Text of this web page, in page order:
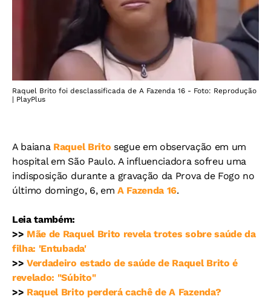
Raquel Brito foi desclassificada de A Fazenda 16 - Foto: Reprodução
| PlayPlus
A baianaRaquel Brito segue em observação em um
hospital em São Paulo. A influenciadora sofreu uma
indisposição durante a gravação da Prova de Fogo no
último domingo, 6, em A Fazenda 16.
Leia também:
>> Mãe de Raquel Brito revela trotes sobre saúde da
filha: 'Entubada'
>>Verdadeiro estado de saúde de Raquel Brito é
revelado: "Súbito"
>> Raquel Brito perderá cachê de A Fazenda?